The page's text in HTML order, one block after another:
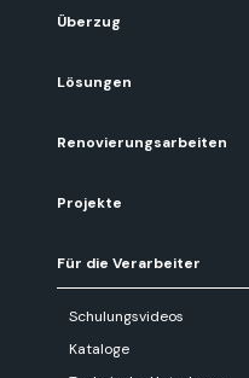
Überzug
Lösungen
Renovierungsarbeiten
Projekte
Für die Verarbeiter
Schulungsvideos
Kataloge